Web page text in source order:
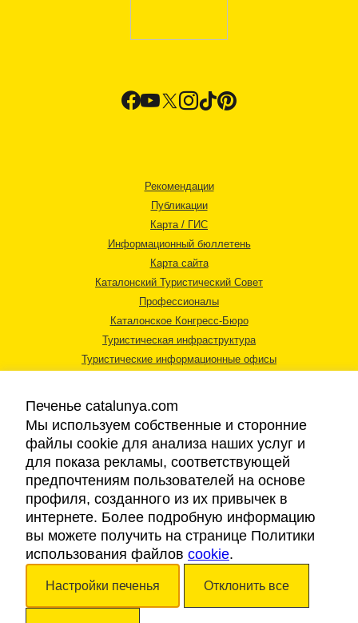
Рекомендации
Публикации
Карта / ГИС
Информационный бюллетень
Карта сайта
Каталонский Туристический Совет
Профессионалы
Каталонское Конгресс-Бюро
Туристическая инфраструктура
Туристические информационные офисы
Правовая информация
Cookies
Доступность
Авторские права © 2026. Каталонский Туристический Совет. Все права
Печенье catalunya.com
Мы используем собственные и сторонние
файлы cookie для анализа наших услуг и
для показа рекламы, соответствующей
предпочтениям пользователей на основе
профиля, созданного из их привычек в
интернете. Более подробную информацию
вы можете получить на странице Политики
использования файлов cookie.
Настройки печенья Отклонить все